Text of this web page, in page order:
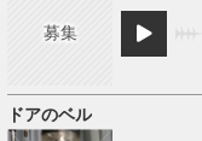
募集
ドアのベル